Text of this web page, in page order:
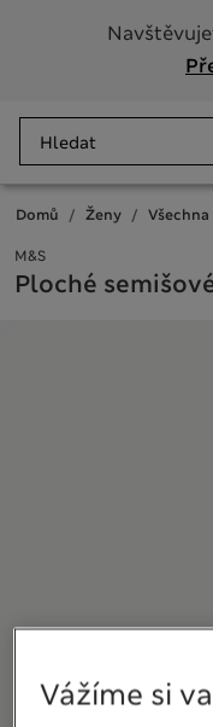
Domů Ženy
M&S
Ploché
Vážíme si